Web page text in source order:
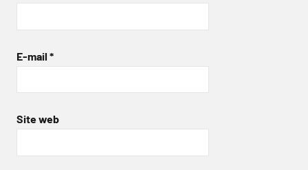
E-mail *
Site web